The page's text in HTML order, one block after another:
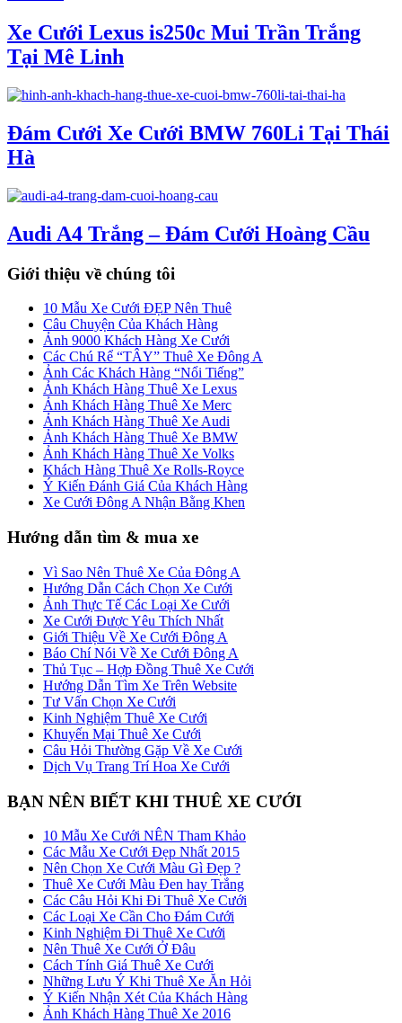
Xe Cưới Lexus is250c Mui Trần Trắng
Tại Mê Linh
Đám Cưới Xe Cưới BMW 760Li Tại Thái
Hà
Audi A4 Trắng – Đám Cưới Hoàng Cầu
Giới thiệu về chúng tôi
10 Mẫu Xe Cưới ĐẸP Nên Thuê
Câu Chuyện Của Khách Hàng
Ảnh 9000 Khách Hàng Xe Cưới
Các Chú Rể “TÂY” Thuê Xe Đông A
Ảnh Các Khách Hàng “Nổi Tiếng”
Ảnh Khách Hàng Thuê Xe Lexus
Ảnh Khách Hàng Thuê Xe Merc
Ảnh Khách Hàng Thuê Xe Audi
Ảnh Khách Hàng Thuê Xe BMW
Ảnh Khách Hàng Thuê Xe Volks
Khách Hàng Thuê Xe Rolls-Royce
Ý Kiến Đánh Giá Của Khách Hàng
Xe Cưới Đông A Nhận Bằng Khen
Hướng dẫn tìm & mua xe
Vì Sao Nên Thuê Xe Của Đông A
Hướng Dẫn Cách Chọn Xe Cưới
Ảnh Thực Tế Các Loại Xe Cưới
Xe Cưới Được Yêu Thích Nhất
Giới Thiệu Về Xe Cưới Đông A
Báo Chí Nói Về Xe Cưới Đông A
Thủ Tục – Hợp Đồng Thuê Xe Cưới
Hướng Dẫn Tìm Xe Trên Website
Tư Vấn Chọn Xe Cưới
Kinh Nghiệm Thuê Xe Cưới
Khuyến Mại Thuê Xe Cưới
Câu Hỏi Thường Gặp Về Xe Cưới
Dịch Vụ Trang Trí Hoa Xe Cưới
BẠN NÊN BIẾT KHI THUÊ XE CƯỚI
10 Mẫu Xe Cưới NÊN Tham Khảo
Các Mẫu Xe Cưới Đẹp Nhất 2015
Nên Chọn Xe Cưới Màu Gì Đẹp ?
Thuê Xe Cưới Màu Đen hay Trắng
Các Câu Hỏi Khi Đi Thuê Xe Cưới
Các Loại Xe Cần Cho Đám Cưới
Kinh Nghiệm Đi Thuê Xe Cưới
Nên Thuê Xe Cưới Ở Đâu
Cách Tính Giá Thuê Xe Cưới
Những Lưu Ý Khi Thuê Xe Ăn Hỏi
Ý Kiến Nhận Xét Của Khách Hàng
Ảnh Khách Hàng Thuê Xe 2016